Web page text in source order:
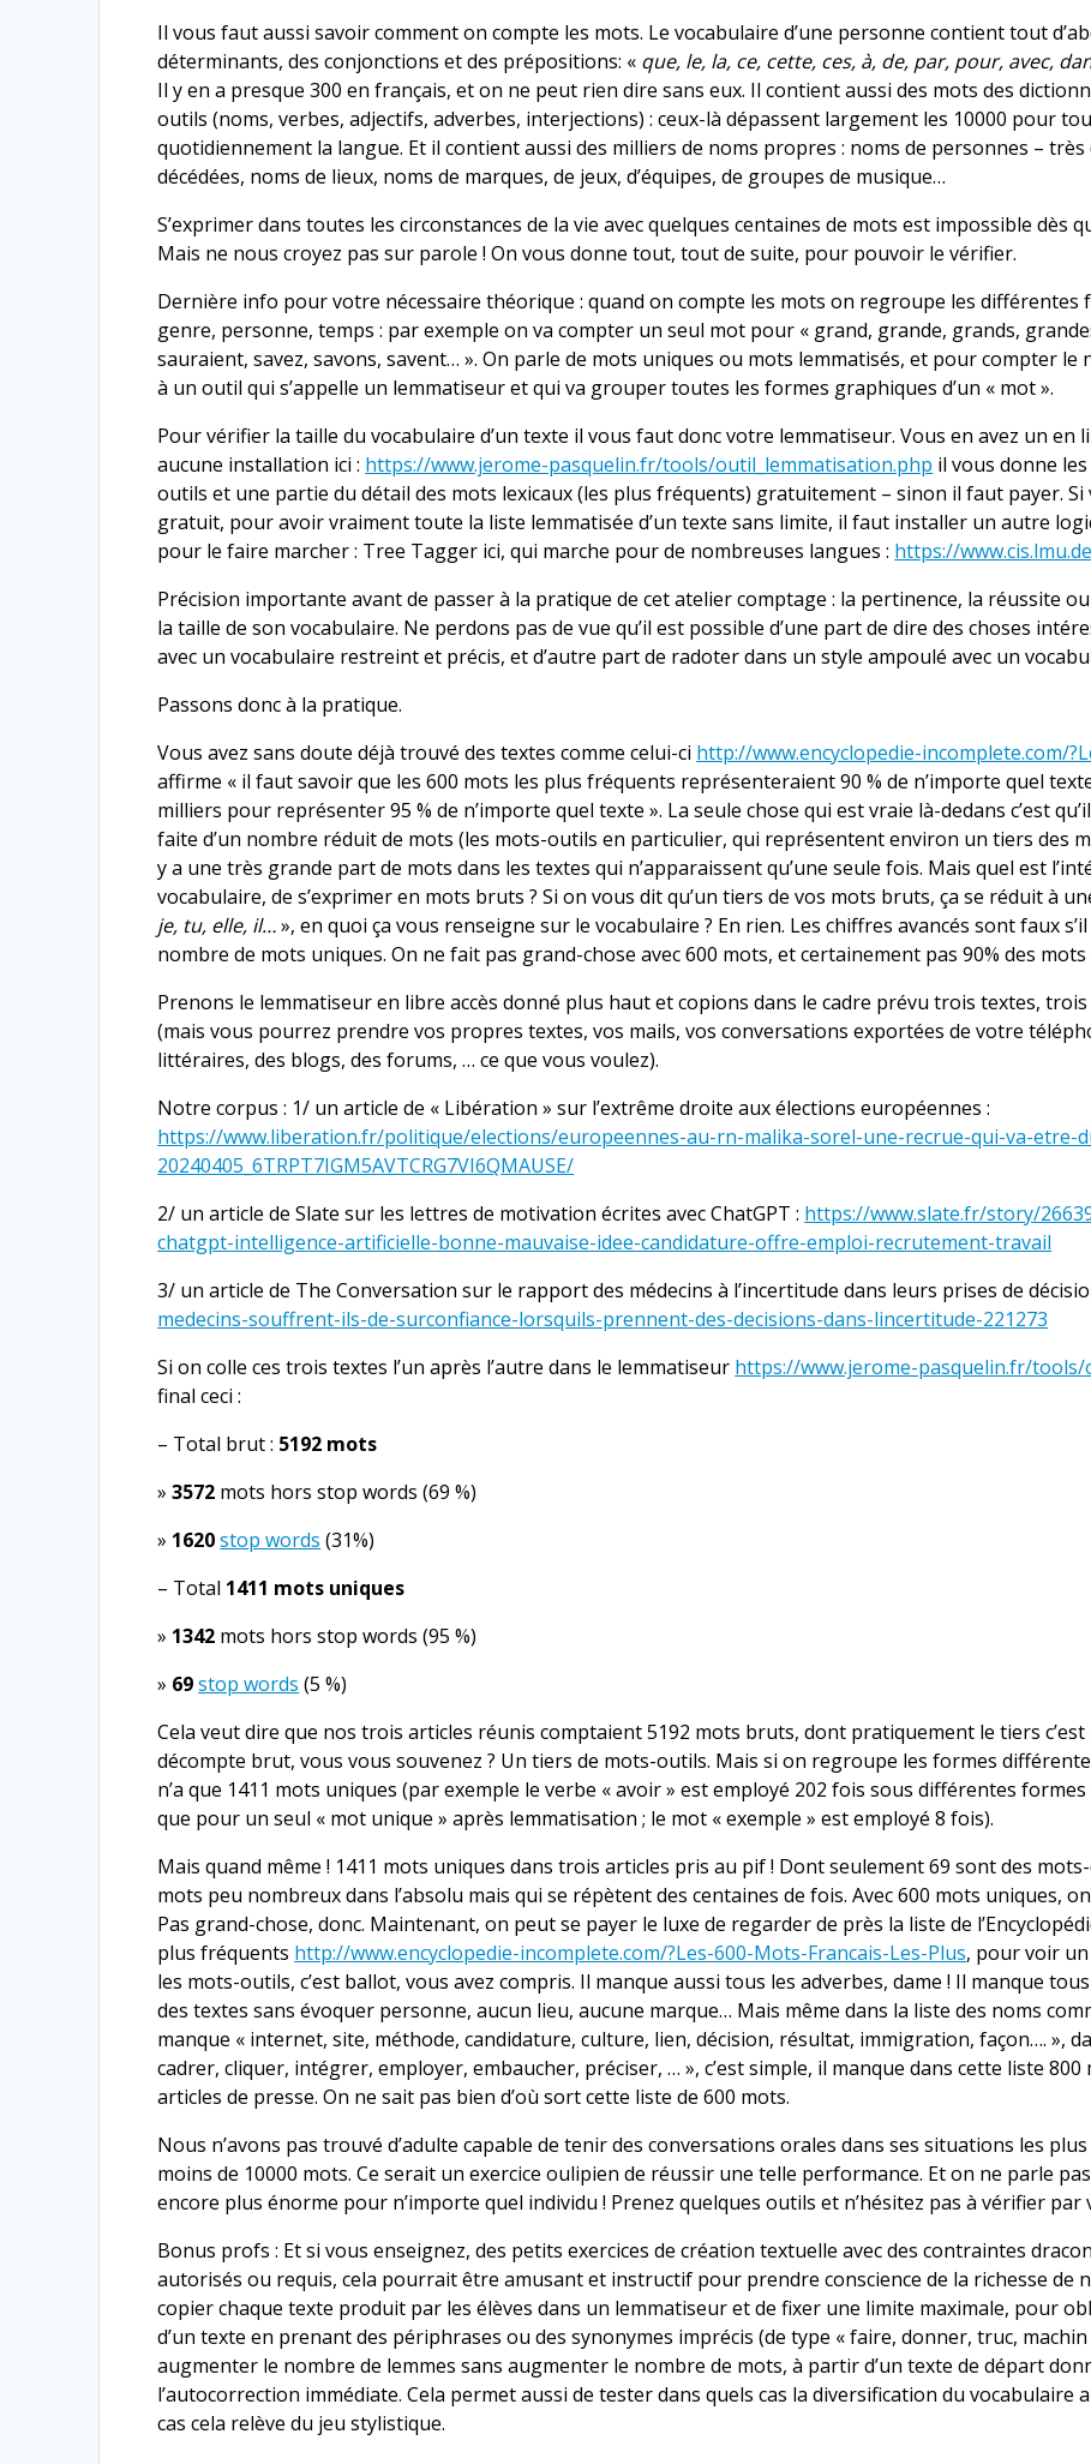
Il vous faut aussi savoir comment on compte les mots. Le vocabulaire d’une personne contient tout
déterminants, des conjonctions et des prépositions: « que, le, la, ce, cette, ces, à, de, par, pour, avec,
Il y en a presque 300 en français, et on ne peut rien dire sans eux. Il contient aussi des mots des
outils (noms, verbes, adjectifs, adverbes, interjections) : ceux-là dépassent largement les 10000 pour
quotidiennement la langue. Et il contient aussi des milliers de noms propres : noms de personnes –
décédées, noms de lieux, noms de marques, de jeux, d’équipes, de groupes de musique…
S’exprimer dans toutes les circonstances de la vie avec quelques centaines de mots est impossible dès
Mais ne nous croyez pas sur parole ! On vous donne tout, tout de suite, pour pouvoir le vérifier.
Dernière info pour votre nécessaire théorique : quand on compte les mots on regroupe les différentes
genre, personne, temps : par exemple on va compter un seul mot pour « grand, grande, grands,
sauraient, savez, savons, savent… ». On parle de mots uniques ou mots lemmatisés, et pour compter le
à un outil qui s’appelle un lemmatiseur et qui va grouper toutes les formes graphiques d’un « mot ».
Pour vérifier la taille du vocabulaire d’un texte il vous faut donc votre lemmatiseur. Vous en avez un en
aucune installation ici : https://www.jerome-pasquelin.fr/tools/outil_lemmatisation.php il vous donne
outils et une partie du détail des mots lexicaux (les plus fréquents) gratuitement – sinon il faut payer.
gratuit, pour avoir vraiment toute la liste lemmatisée d’un texte sans limite, il faut installer un autre
pour le faire marcher : Tree Tagger ici, qui marche pour de nombreuses langues : https://
Précision importante avant de passer à la pratique de cet atelier comptage : la pertinence, la réussite
la taille de son vocabulaire. Ne perdons pas de vue qu’il est possible d’une part de dire des choses
avec un vocabulaire restreint et précis, et d’autre part de radoter dans un style ampoulé avec un
Passons donc à la pratique.
Vous avez sans doute déjà trouvé des textes comme celui-ci http://www.encyclopedie-incomplete.com/
affirme « il faut savoir que les 600 mots les plus fréquents représenteraient 90 % de n’importe quel
milliers pour représenter 95 % de n’importe quel texte ». La seule chose qui est vraie là-dedans c’est
faite d’un nombre réduit de mots (les mots-outils en particulier, qui représentent environ un tiers des
y a une très grande part de mots dans les textes qui n’apparaissent qu’une seule fois. Mais quel est
vocabulaire, de s’exprimer en mots bruts ? Si on vous dit qu’un tiers de vos mots bruts, ça se réduit à
je, tu, elle, il…», en quoi ça vous renseigne sur le vocabulaire ? En rien. Les chiffres avancés sont faux
nombre de mots uniques. On ne fait pas grand-chose avec 600 mots, et certainement pas 90% des mots
Prenons le lemmatiseur en libre accès donné plus haut et copions dans le cadre prévu trois textes, trois
(mais vous pourrez prendre vos propres textes, vos mails, vos conversations exportées de votre
littéraires, des blogs, des forums, … ce que vous voulez).
Notre corpus : 1/ un article de « Libération » sur l’extrême droite aux élections européennes :
https://www.liberation.fr/politique/elections/europeennes-au-rn-malika-sorel-une-recrue-qui-va-etre-
20240405_6TRPT7IGM5AVTCRG7VI6QMAUSE/
2/ un article de Slate sur les lettres de motivation écrites avec ChatGPT : https://www.slate.fr/story/
chatgpt-intelligence-artificielle-bonne-mauvaise-idee-candidature-offre-emploi-recrutement-travail
3/ un article de The Conversation sur le rapport des médecins à l’incertitude dans leurs prises de
medecins-souffrent-ils-de-surconfiance-lorsquils-prennent-des-decisions-dans-lincertitude-221273
Si on colle ces trois textes l’un après l’autre dans le lemmatiseur https://www.jerome-pasquelin.fr/
final ceci :
– Total brut : 5192 mots
»3572 mots hors stop words (69 %)
» 1620stop words (31%)
– Total 1411 mots uniques
» 1342 mots hors stop words (95 %)
» 69stop words (5 %)
Cela veut dire que nos trois articles réunis comptaient 5192 mots bruts, dont pratiquement le tiers c’est
décompte brut, vous vous souvenez ? Un tiers de mots-outils. Mais si on regroupe les formes
n’a que 1411 mots uniques (par exemple le verbe « avoir » est employé 202 fois sous différentes
que pour un seul « mot unique » après lemmatisation ; le mot « exemple » est employé 8 fois).
Mais quand même ! 1411 mots uniques dans trois articles pris au pif ! Dont seulement 69 sont des
mots peu nombreux dans l’absolu mais qui se répètent des centaines de fois. Avec 600 mots uniques,
Pas grand-chose, donc. Maintenant, on peut se payer le luxe de regarder de près la liste de
plus fréquents http://www.encyclopedie-incomplete.com/?Les-600-Mots-Francais-Les-Plus, pour voir
les mots-outils, c’est ballot, vous avez compris. Il manque aussi tous les adverbes, dame ! Il manque
des textes sans évoquer personne, aucun lieu, aucune marque… Mais même dans la liste des noms
manque « internet, site, méthode, candidature, culture, lien, décision, résultat, immigration, façon…. »,
cadrer, cliquer, intégrer, employer, embaucher, préciser, … », c’est simple, il manque dans cette liste
articles de presse. On ne sait pas bien d’où sort cette liste de 600 mots.
Nous n’avons pas trouvé d’adulte capable de tenir des conversations orales dans ses situations les
moins de 10000 mots. Ce serait un exercice oulipien de réussir une telle performance. Et on ne parle
encore plus énorme pour n’importe quel individu ! Prenez quelques outils et n’hésitez pas à vérifier par
Bonus profs : Et si vous enseignez, des petits exercices de création textuelle avec des contraintes
autorisés ou requis, cela pourrait être amusant et instructif pour prendre conscience de la richesse de
copier chaque texte produit par les élèves dans un lemmatiseur et de fixer une limite maximale, pour
d’un texte en prenant des périphrases ou des synonymes imprécis (de type « faire, donner, truc,
augmenter le nombre de lemmes sans augmenter le nombre de mots, à partir d’un texte de départ
l’autocorrection immédiate. Cela permet aussi de tester dans quels cas la diversification du
cas cela relève du jeu stylistique.